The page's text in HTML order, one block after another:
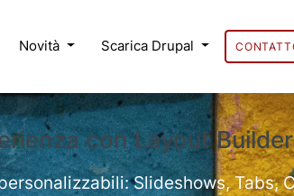
Novità Scarica Drupal
con Layout
Slideshows, Tabs,